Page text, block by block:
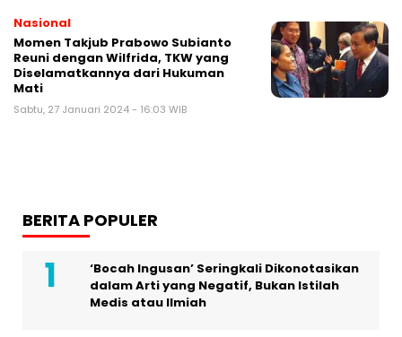
Nasional
Momen Takjub Prabowo Subianto
Reuni dengan Wilfrida, TKW yang
Diselamatkannya dari Hukuman
Mati
Sabtu, 27 Januari 2024 - 16:03 WIB
BERITA POPULER
‘Bocah Ingusan’ Seringkali Dikonotasikan
dalam Arti yang Negatif, Bukan Istilah
Medis atau Ilmiah